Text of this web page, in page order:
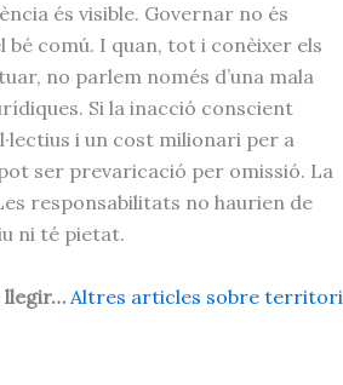
és visible. Governar no és
comú. I quan, tot i conèixer els
no parlem només d’una mala
Si la inacció conscient
i un cost milionari per a
ser prevaricació per omissió. La
responsabilitats no haurien de
ni té pietat.
llegir… Altres articles sobre territori